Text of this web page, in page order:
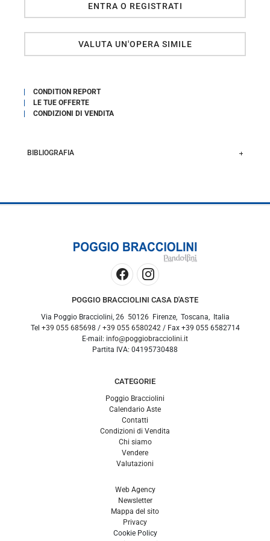
ENTRA O REGISTRATI
VALUTA UN'OPERA SIMILE
CONDITION REPORT
LE TUE OFFERTE
CONDIZIONI DI VENDITA
BIBLIOGRAFIA
POGGIO BRACCIOLINI CASA D'ASTE
Via Poggio Bracciolini, 26 50126 Firenze, Toscana
Italia
Tel +39 055 685698 / +39 055 6580242 / Fax +39 055 6582714
E-mail: info@poggiobracciolini.it
Partita IVA: 04195730488
CATEGORIE
Poggio Bracciolini
Calendario Aste
Contatti
Condizioni di Vendita
Chi siamo
Vendere
Valutazioni
Web Agency
Newsletter
Mappa del sito
Privacy
Cookie Policy